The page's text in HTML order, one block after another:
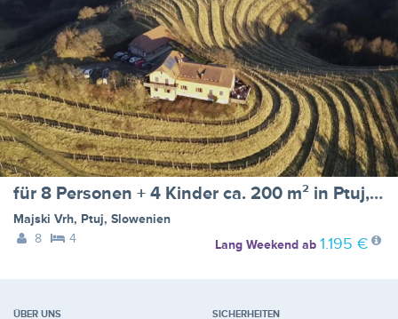
für 8 Personen + 4 Kinder ca. 200 m² in Ptuj, Untersteiermark (Drau Slowe
Majski Vrh, Ptuj, Slowenien
8
4 Lang Weekendab 1.195 €
ÜBER UNS SICHERHEITEN